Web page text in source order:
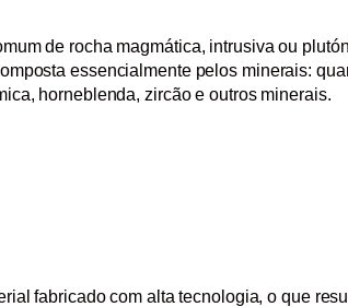
de rocha magmática, intrusiva ou
essencialmente pelos minerais:
horneblenda, zircão e outros minerais.
fabricado com alta tecnologia, o que